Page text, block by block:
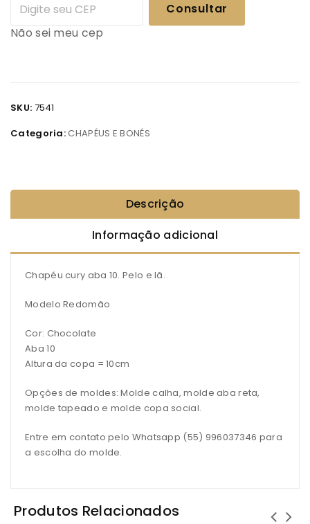
Consultar
Não sei meu cep
SKU: 7541
Categoria:CHAPÉUS E BONÉS
Descrição
Informação adicional
Chapéu cury aba 10. Pelo e lã.
Modelo Redomão
Cor: Chocolate
Aba 10
Altura da copa = 10cm
Opções de moldes: Molde calha, molde aba reta,
molde tapeado e molde copa social.
Entre em contato pelo Whatsapp (55) 996037346 para
a escolha do molde.
Produtos Relacionados